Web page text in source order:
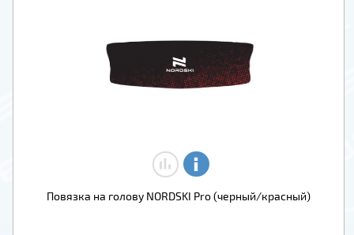
Повязка на голову NORDSKI Pro (черный/красный)